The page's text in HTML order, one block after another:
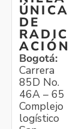
ÚNICA
DE
RADIC
ACIÓN
Bogotá:
Carrera
85D No.
46A – 65
Complejo
logístico